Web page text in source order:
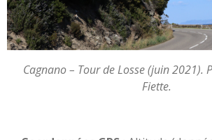
Cagnano – Tour de Losse (juin 2021).
Fiette.